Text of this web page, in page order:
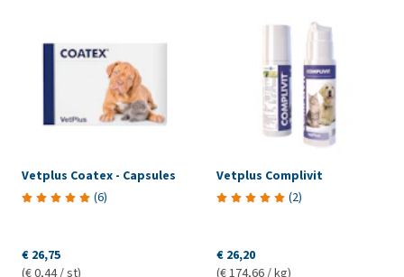
Vetplus Coatex - Capsules
(6)
€ 26,75
(€ 0,44 / st)
Vetplus Complivit
(2)
€ 26,20
(€ 174,66 / kg)